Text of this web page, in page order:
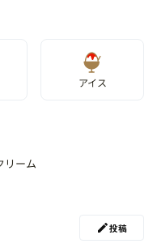
アイス
リーム
投稿